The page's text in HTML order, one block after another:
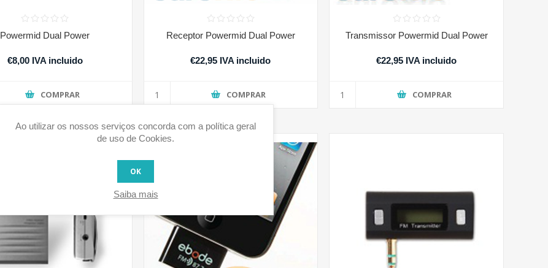
Powermid Dual Power
€8,00 IVA incluido
COMPRAR
Receptor Powermid Dual Power
€22,95 IVA incluido
COMPRAR
Transmissor Powermid Dual Power
€22,95 IVA incluido
COMPRAR
Ao utilizar os nossos serviços concorda com a política geral
de uso de Cookies.
OK
Saiba mais